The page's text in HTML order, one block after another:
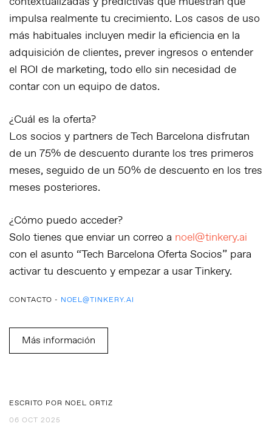
impulsa realmente tu crecimiento. Los casos de uso
más habituales incluyen medir la eficiencia en la
adquisición de clientes, prever ingresos o entender
el ROI de marketing, todo ello sin necesidad de
contar con un equipo de datos.
¿Cuál es la oferta?
Los socios y partners de Tech Barcelona disfrutan
de un 75% de descuento durante los tres primeros
meses, seguido de un 50% de descuento en los tres
meses posteriores.
¿Cómo puedo acceder?
Solo tienes que enviar un correo a noel@tinkery.ai
con el asunto “Tech Barcelona Oferta Socios” para
activar tu descuento y empezar a usar Tinkery.
CONTACTO - NOEL@TINKERY.AI
Más información
ESCRITO POR NOEL ORTIZ
06 OCT 2025